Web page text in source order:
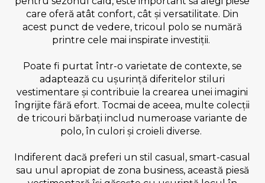
care oferă atât confort, cât și versatilitate. Din
acest punct de vedere, tricoul polo se numără
printre cele mai inspirate investiții.
Poate fi purtat într-o varietate de contexte, se
adaptează cu ușurință diferitelor stiluri
vestimentare și contribuie la crearea unei imagini
îngrijite fără efort. Tocmai de aceea, multe colecții
de tricouri bărbați includ numeroase variante de
polo, în culori și croieli diverse.
Indiferent dacă preferi un stil casual, smart-casual
sau unul apropiat de zona business, această piesă